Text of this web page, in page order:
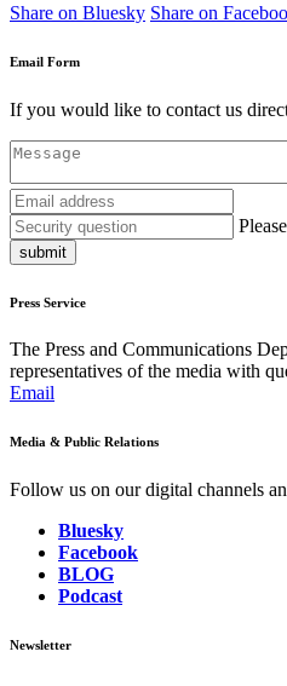
Share on Bluesky Share on
Email Form
If you would like to contact us
submit
Press Service
The Press and Communications
representatives of the media with
Email
Media & Public Relations
Follow us on our digital channels
Bluesky
Facebook
BLOG
Podcast
Newsletter